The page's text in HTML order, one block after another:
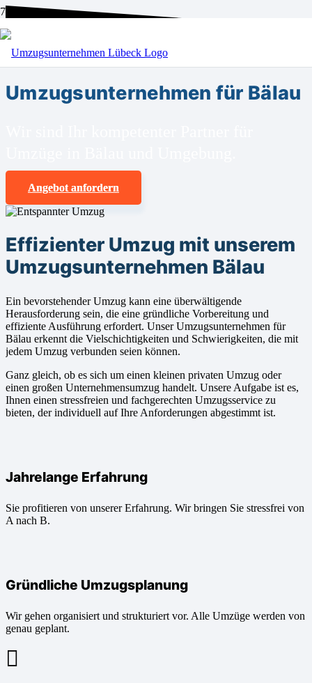
BEI UNS SIND SIE RICHTIG!
Umzugsunternehmen für Bälau
Angebot anfordern
Effizienter Umzug mit unserem
Umzugsunternehmen Bälau
Ein bevorstehender Umzug kann eine überwältigende
Herausforderung sein, die eine gründliche Vorbereitung und
effiziente Ausführung erfordert. Unser Umzugsunternehmen für
Bälau erkennt die Vielschichtigkeiten und Schwierigkeiten, die mit
jedem Umzug verbunden seien können.
Ganz gleich, ob es sich um einen kleinen privaten Umzug oder
einen großen Unternehmensumzug handelt. Unsere Aufgabe ist es,
Ihnen einen stressfreien und fachgerechten Umzugsservice zu
bieten, der individuell auf Ihre Anforderungen abgestimmt ist.
Jahrelange Erfahrung
Sie profitieren von unserer Erfahrung. Wir bringen Sie stressfrei von
A nach B.
Gründliche Umzugsplanung
Wir gehen organisiert und strukturiert vor. Alle Umzüge werden von
genau geplant.